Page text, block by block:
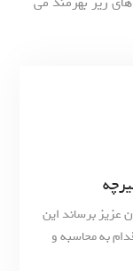
عزیز برساند این
به محاسبه و